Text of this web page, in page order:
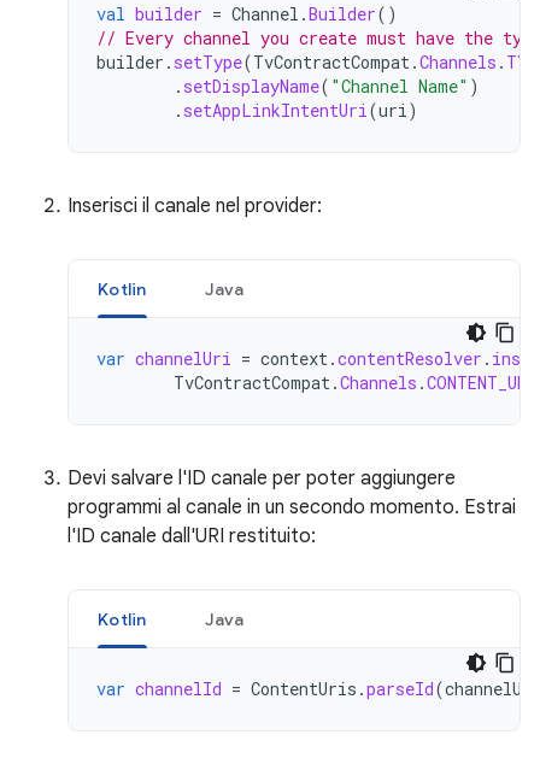
val builder = Channel .Builder()
// Every channel you create must have the
builder . setType(TvContractCompat .Channels .
. setDisplayName( "Channel Name" )
. setAppLinkIntentUri (uri )
Inserisci il canale nel provider:
Kotlin Java
var channelUri = context .contentResolver .
TvContractCompat .Channels .CONTENT_URI
Devi salvare l'ID canale per poter aggiungere
programmi al canale in un secondo momento. Estrai
l'ID canale dall'URI restituito:
Kotlin Java
var channelId = ContentUris .parseId(channelUri